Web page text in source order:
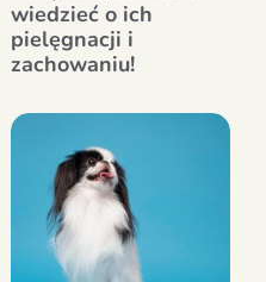
wiedzieć o ich
pielęgnacji i
zachowaniu!